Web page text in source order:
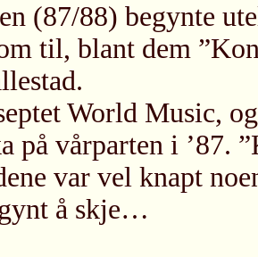
(87/88) begynte
til, blant dem
World Music,
på vårparten i ’87.
var vel knapt
å skje…